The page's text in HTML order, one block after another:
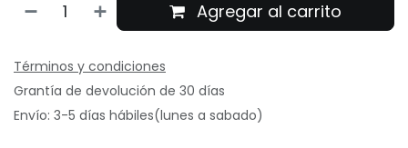
Agregar al carrito
Términos y condiciones
Grantía de devolución de 30 días
Envío: 3-5 días hábiles(lunes a sabado)